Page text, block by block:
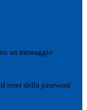
un messaggio
reset della password